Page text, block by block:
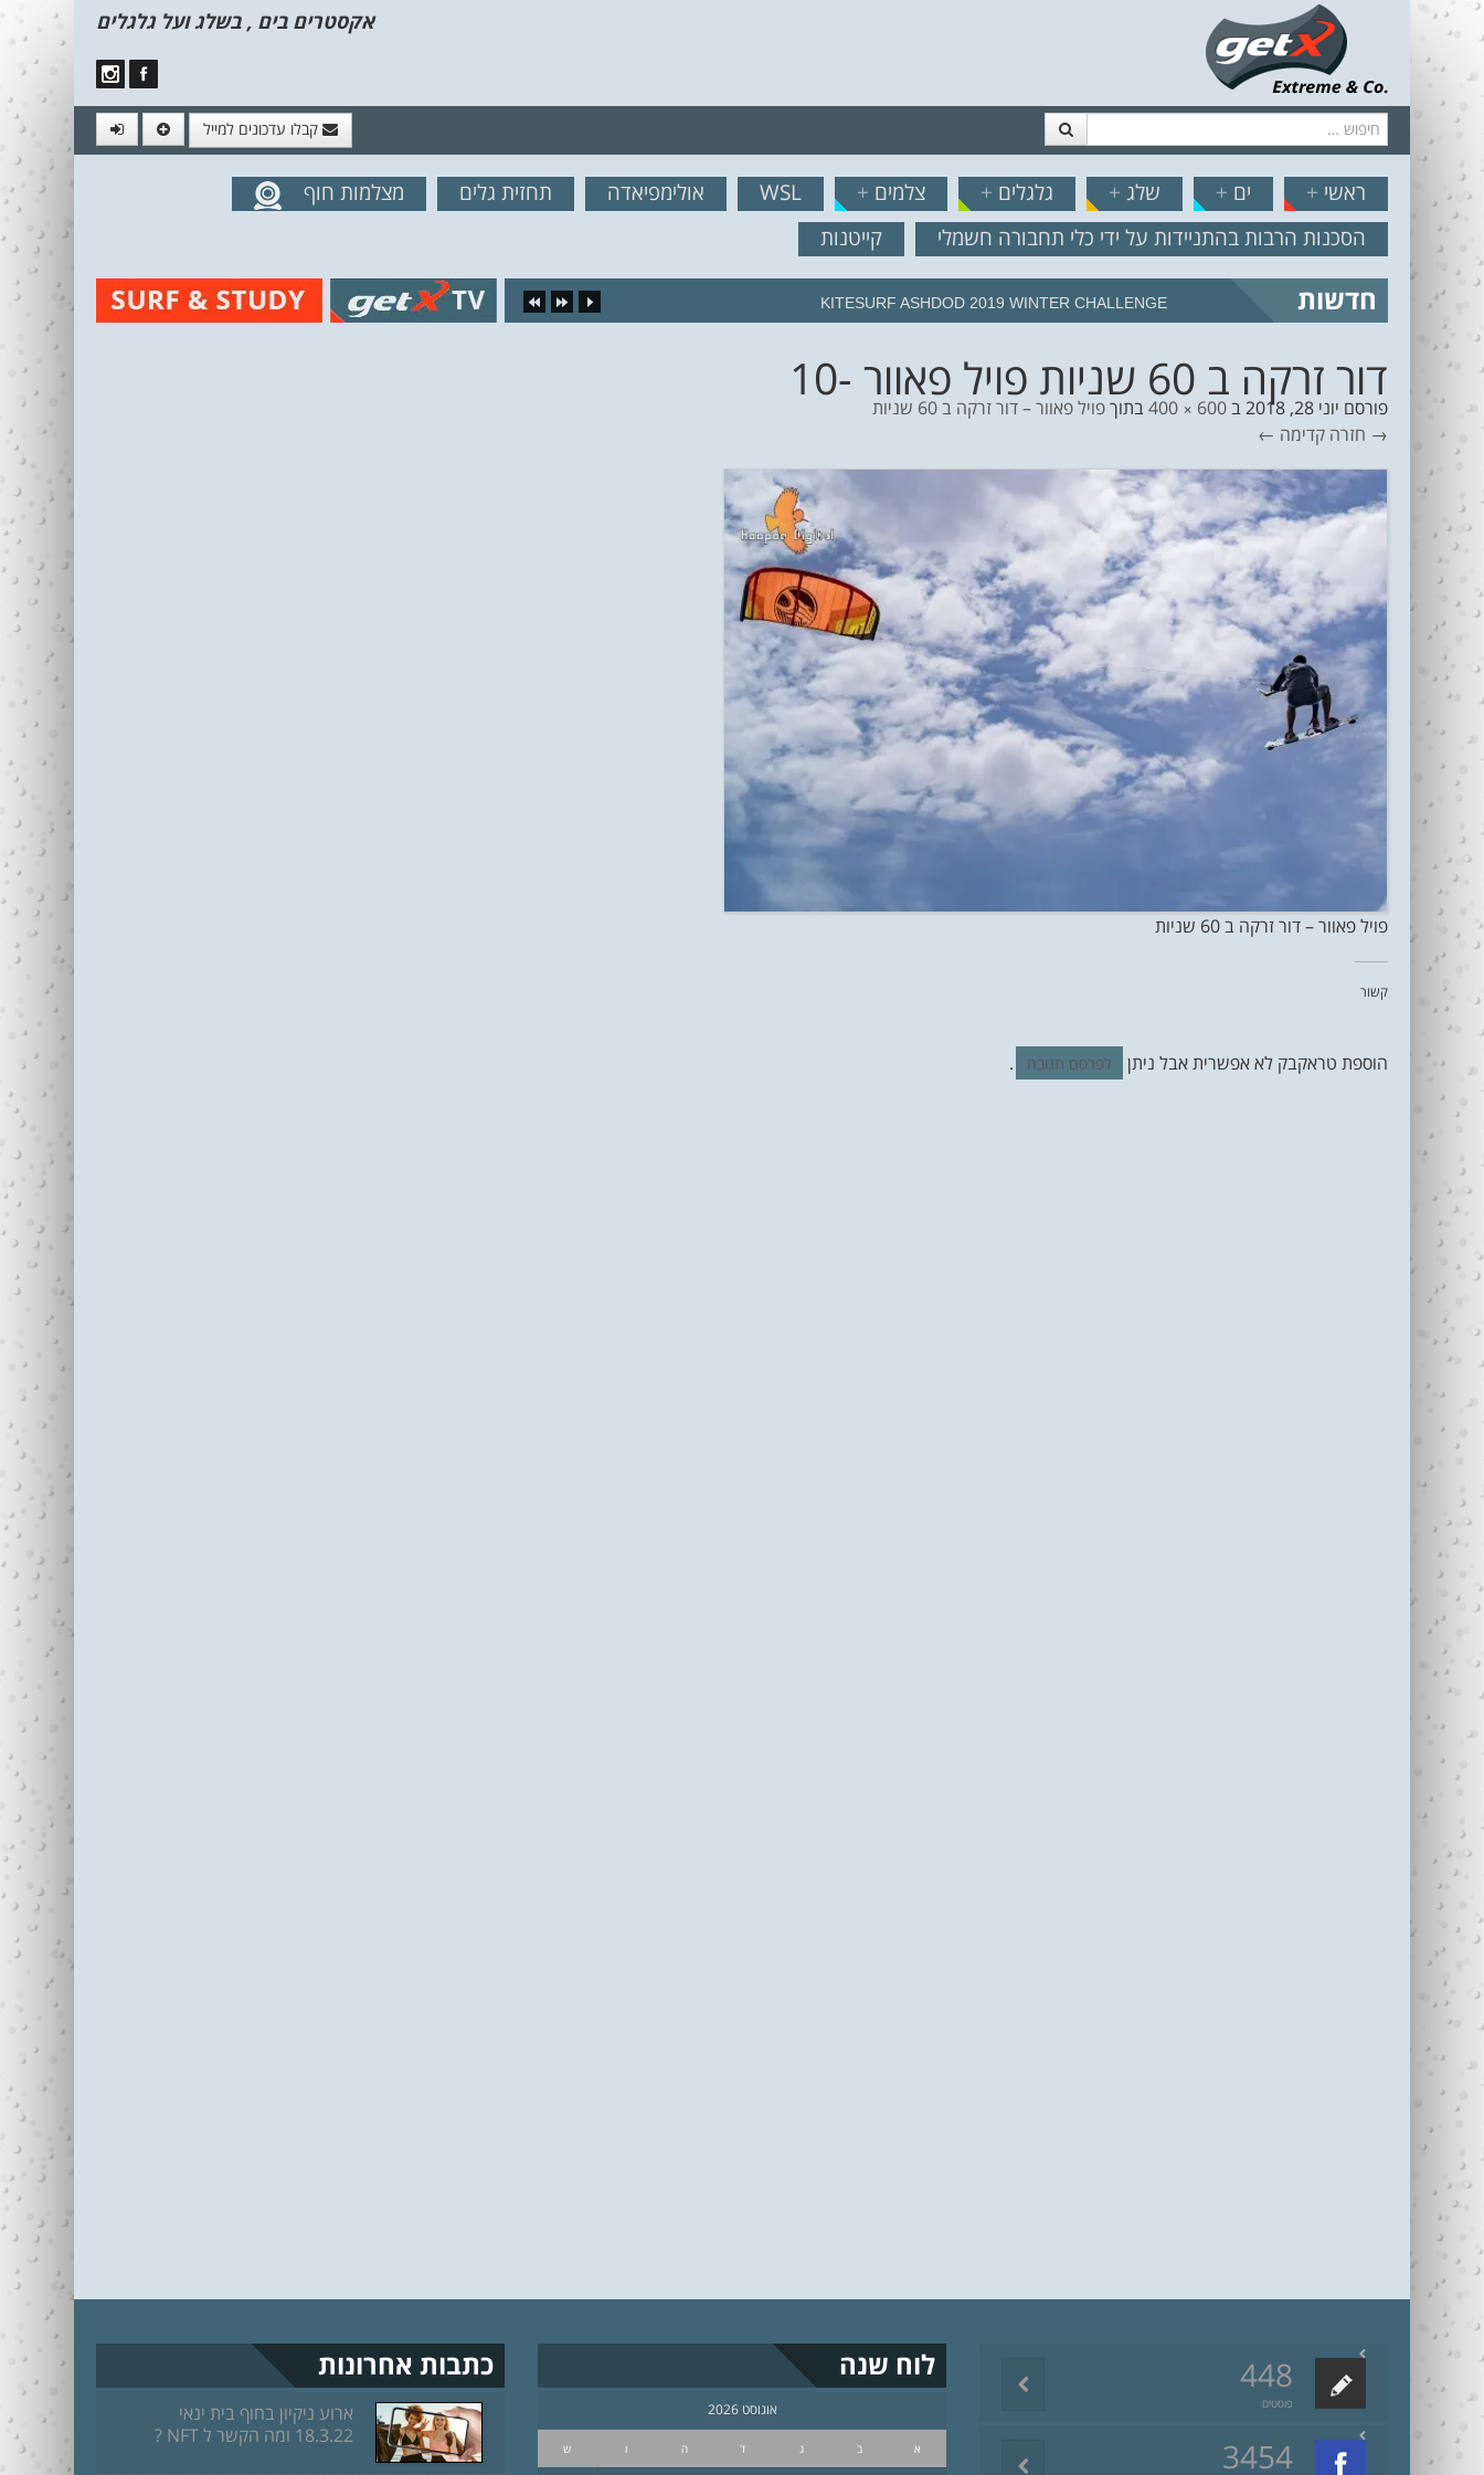
אקסטרים בים , בשלג ועל גלגלים
חיפוש קבלו עדכונים למייל
// הצטרף לרשימת תפוצה!נשמח לשלוח לך עדכונים חמים מהאתר תפריט
דלג לתוכן
ראשי + ים + שלג + גלגלים + צלמים +
WSL אולימפיאדה תחזית גלים
מצלמות חוף
הסכנות הרבות בהתניידות על ידי כלי תחבורה חשמלי
קייטנות
חדשות KITESURF ASHDOD 2019 WINTER CHALLENGE
דור זרקה ב 60 שניות פויל פאוור -10
פורסם יוני 28, 2018 ב600 × 400 בתוךפויל פאוור – דור זרקה ב 60 שניות
→ חזרה קדימה ←
פויל פאוור – דור זרקה ב 60 שניות
קשור
הוספת טראקבק לא אפשרית אבל ניתן לפרסם תגובה .
448
פוסטים
3454
לוח שנה
אוגוסט 2026
א ב ג ד ה ו ש
כתבות אחרונות
ארוע ניקיון בחוף בית ינאי
18.3.22 ומה הקשר ל NFT ?